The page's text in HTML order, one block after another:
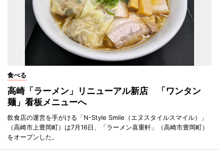
食べる
高崎「ラーメン」リニューアル新店 「ワンタン
麺」看板メニューへ
飲食店の運営を手がける「N-Style Smile（エヌスタイルスマイル）」
（高崎市上豊岡町）は7月16日、「ラーメン喜重軒」（高崎市豊岡町）
をオープンした。